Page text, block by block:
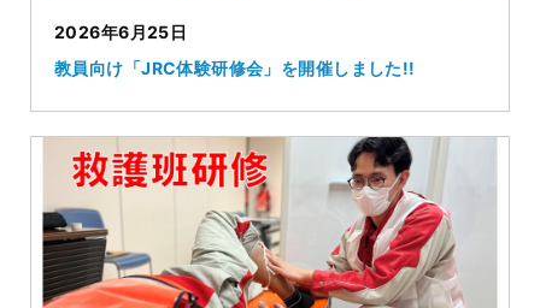
2026年6月25日
教員向け「JRC体験研修会」を開催しました!!